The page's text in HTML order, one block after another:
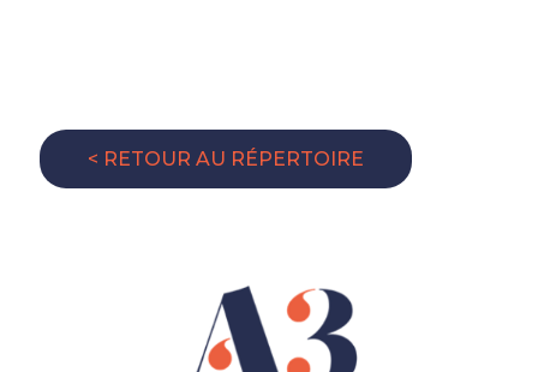
< RETOUR AU RÉPERTOIRE